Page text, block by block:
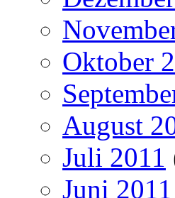
Oktober
August
Juli 2011
Juni 2011